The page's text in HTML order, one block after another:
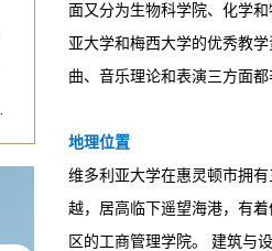
面又分为生物科学院、化学
亚大学和梅西大学的优秀教
曲、音乐理论和表演三方面都
地理位置
维多利亚大学在惠灵顿市拥
越，居高临下遥望海港，有
区的工商管理学院。 建筑与